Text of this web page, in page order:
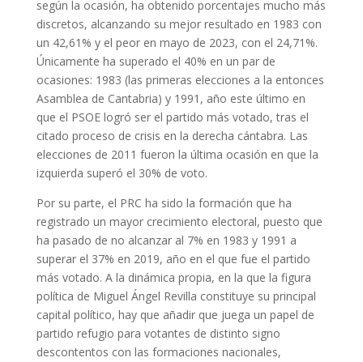
según la ocasión, ha obtenido porcentajes mucho más
discretos, alcanzando su mejor resultado en 1983 con
un 42,61% y el peor en mayo de 2023, con el 24,71%.
Únicamente ha superado el 40% en un par de
ocasiones: 1983 (las primeras elecciones a la entonces
Asamblea de Cantabria) y 1991, año este último en
que el PSOE logró ser el partido más votado, tras el
citado proceso de crisis en la derecha cántabra. Las
elecciones de 2011 fueron la última ocasión en que la
izquierda superó el 30% de voto.
Por su parte, el PRC ha sido la formación que ha
registrado un mayor crecimiento electoral, puesto que
ha pasado de no alcanzar al 7% en 1983 y 1991 a
superar el 37% en 2019, año en el que fue el partido
más votado. A la dinámica propia, en la que la figura
política de Miguel Ángel Revilla constituye su principal
capital político, hay que añadir que juega un papel de
partido refugio para votantes de distinto signo
descontentos con las formaciones nacionales,